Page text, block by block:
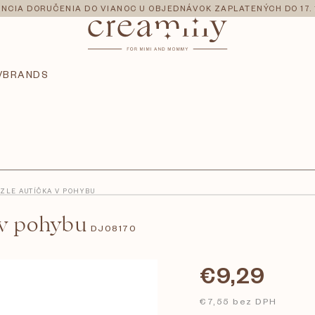
DORUČENIA DO VIANOC U OBJEDNÁVOK ZAPLATENÝCH DO 17.
BRANDS
AUTÍČKA V POHYBU
pohybu DJ08170
€9,29
€7,55 bez DPH